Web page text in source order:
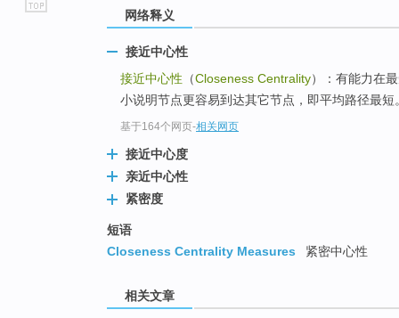
网络释义
接近中心性
接近中心性 （Closeness Centrality）：有能力在
小说明节点更容易到达其它节点，即平均路径最短
基于164个网页-相关网页
接近中心度
亲近中心性
紧密度
短语
Closeness Centrality Measures
紧密中心性
相关文章